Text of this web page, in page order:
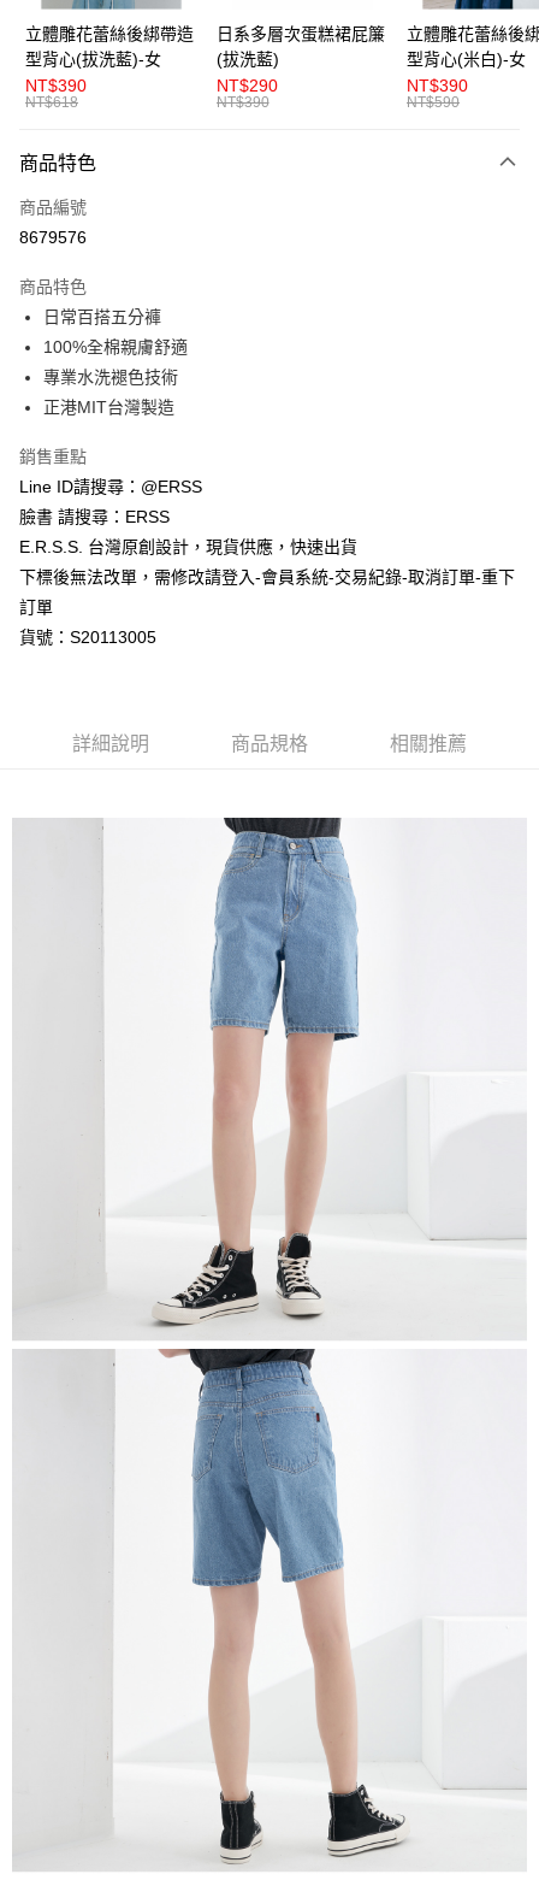
悠遊付
AFTEE先享後付
相關說明
便利好安心！
２．便利：只要手機號碼，簡訊認證，即可結帳。
３．安心：先確認商品／服務後，再付款。
【「AFTEE先享後付」結帳流程】
１．於結帳方式選擇「AFTEE先享後付」後，將跳轉至「AFTEE先享後付」
結帳頁面，進行簡訊認證並確認金額後，即可完成結帳。
２．訂單成立數日內，您將收到繳費通知簡訊。
ATM／網路銀行／等多元方式進行付款，方視為交易完成。
※ 請注意：結帳手續完成當下不需立刻繳費，但若您需要取消訂單，請聯絡
後付繳納相關費用。
※ 交易是否成功請以「AFTEE先享後付 」之結帳頁面顯示為準，若有關於
是否繳費成功／繳費後需取消欲退款等相關疑問，請聯繫「AFTEE先享後付
客戶支援中心」https://netprotections.freshdesk.com/support/home
【注意事項】
１．透過由恩沛科技股份有限公司提供之「AFTEE先享後付」服務完成之交
易，需依本服務之必要範圍內提供個人資料，並將交易相關給付款項請求債
２．關於個人資料處理事宜，請瀏覽以下網址：
４．使用「AFTEE先享後付」時，將依據個別帳號之用戶狀況，依本公司即
５．嚴禁一人註冊多個帳號或使用他人資訊註冊。若發現惡意使用之情形，
恩沛科技股份有限公司將有權停止該用戶之使用額度並採取法律行動。
運送方式
全家取貨付款
付款後全家取貨
每筆NT$80，滿NT$1,200(含以上)免運費
付款後萊爾富取貨
7-11取貨付款
每筆NT$80，滿NT$1,200(含以上)免運費
付款後7-11取貨
每筆NT$80，滿NT$1,200(含以上)免運費
立體雕花蕾絲後綁帶造
型背心(拔洗藍)-女
NT$390
NT$618
日系多層次蛋糕裙屁簾
(拔洗藍)
NT$290
NT$390
立體雕花蕾絲後
型背心(米白)-女
NT$390
NT$590
商品特色
商品編號
8679576
商品特色
日常百搭五分褲
100%全棉親膚舒適
專業水洗褪色技術
正港MIT台灣製造
銷售重點
Line ID請搜尋：@ERSS
臉書 請搜尋：ERSS
E.R.S.S. 台灣原創設計，現貨供應，快速出貨
下標後無法改單，需修改請登入-會員系統-交易紀錄-取消訂單-重下
訂單
貨號：S20113005
詳細說明 商品規格 相關推薦